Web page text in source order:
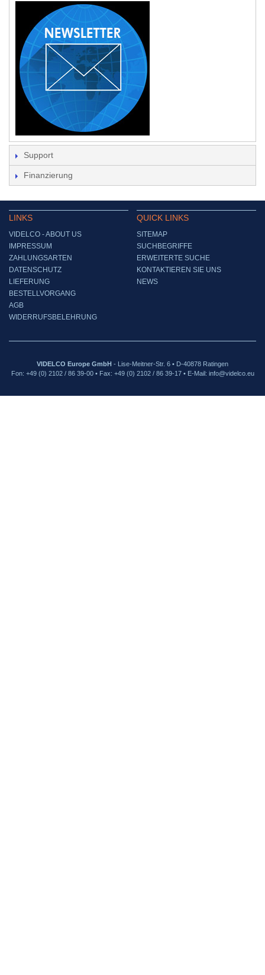
Support
Finanzierung
LINKS
VIDELCO - ABOUT US
IMPRESSUM
ZAHLUNGSARTEN
DATENSCHUTZ
LIEFERUNG
BESTELLVORGANG
AGB
WIDERRUFSBELEHRUNG
QUICK LINKS
SITEMAP
SUCHBEGRIFFE
ERWEITERTE SUCHE
KONTAKTIEREN SIE UNS
NEWS
VIDELCO Europe GmbH - Lise-Meitner-Str. 6 • D-40878 Ratingen
Fon: +49 (0) 2102 / 86 39-00 • Fax: +49 (0) 2102 / 86 39-17 • E-Mail: info@videlco.eu